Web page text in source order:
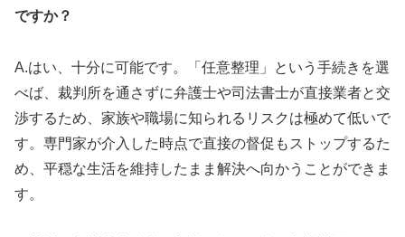
ですか？
A.はい、十分に可能です。「任意整理」という手続きを選
べば、裁判所を通さずに弁護士や司法書士が直接業者と交
渉するため、家族や職場に知られるリスクは極めて低いで
す。専門家が介入した時点で直接の督促もストップするた
め、平穏な生活を維持したまま解決へ向かうことができま
す。